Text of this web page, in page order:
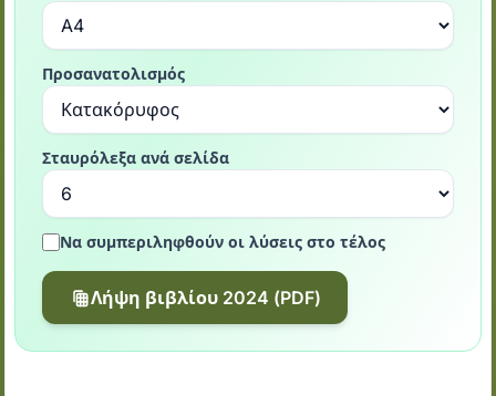
Προσανατολισμός
Σταυρόλεξα ανά σελίδα
Να συμπεριληφθούν οι λύσεις στο τέλος
Λήψη βιβλίου 2024 (PDF)